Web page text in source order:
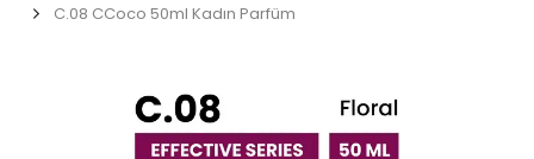
C.08 CCoco 50ml Kadın Parfüm